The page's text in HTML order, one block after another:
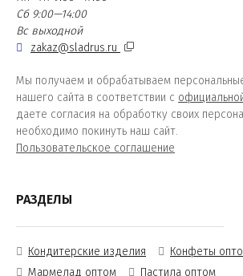
Сб 9:00—14:00
Вс выходной
zakaz@sladrus.ru
Мы получаем и обрабатываем
нашего сайта в соответствии с
даете согласия на обработку своих
необходимо покинуть наш сайт.
Пользовательское соглашение
РАЗДЕЛЫ
Кондитерские изделия
Конфеты
Мармелад оптом
Пастила оптом